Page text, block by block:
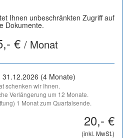
Ihnen unbeschränkten Zugriff auf
Dokumente.
€ / Monat
(4 Monate)
schenken wir Ihnen.
Verlängerung um 12 Monate.
1 Monat zum Quartalsende.
20,- €
(inkl. MwSt.)